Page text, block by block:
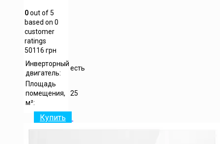
0out of5
based on 0
customer
ratings
50116 грн
Инверторный
двигатель:
есть
Площадь
помещения,
м²:
25
Купить